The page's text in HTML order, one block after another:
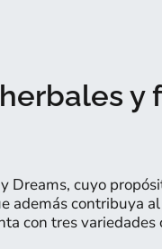
y
Dreams, cuyo
además contribuya
con tres